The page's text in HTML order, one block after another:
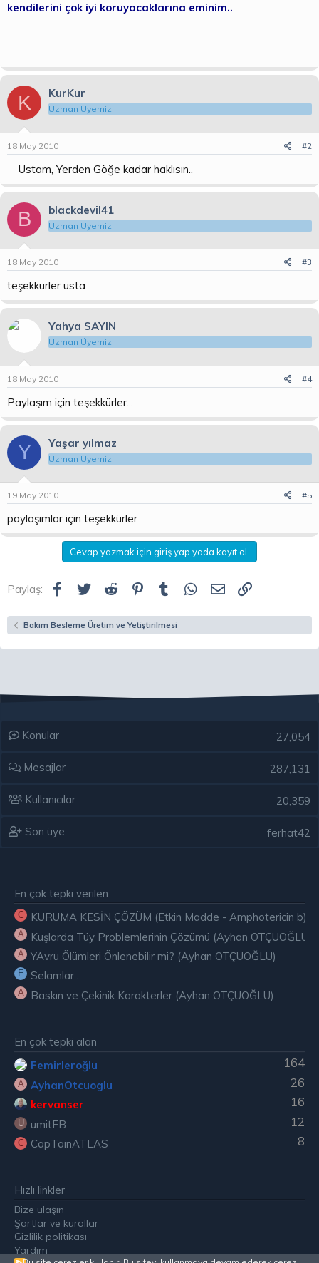
kendilerini çok iyi koruyacaklarına eminim..
K KurKur
Uzman Üyemiz
18 May 2010 #2
Ustam, Yerden Göğe kadar haklısın..
B blackdevil41
Uzman Üyemiz
18 May 2010 #3
teşekkürler usta
Yahya SAYIN
Uzman Üyemiz
18 May 2010 #4
Paylaşım için teşekkürler...
Y Yaşar yılmaz
Uzman Üyemiz
19 May 2010 #5
paylaşımlar için teşekkürler
Cevap yazmak için giriş yap yada kayıt ol.
Paylaş: Facebook
TwitterReddit Pinterest
Tumblr WhatsApp
E-postaLink
Bakım Besleme Üretim ve Yetiştirilmesi
Konular 27,054
Mesajlar 287,131
Kullanıcılar 20,359
Son üye ferhat42
En çok tepki verilen
C KURUMA KESİN ÇÖZÜM (Etkin Madde - Amphotericin b)
A Kuşlarda Tüy Problemlerinin Çözümü (Ayhan OTÇUOĞLU)
A YAvru Ölümleri Önlenebilir mi? (Ayhan OTÇUOĞLU)
E Selamlar..
A Baskın ve Çekinik Karakterler (Ayhan OTÇUOĞLU)
En çok tepki alan
164
Femirleroğlu
A 26
AyhanOtcuoglu
16
kervanser
U 12
umitFB
C 8
CapTainATLAS
Hızlı linkler
Bize ulaşın
Şartlar ve kurallar
Gizlilik politikası
Yardım